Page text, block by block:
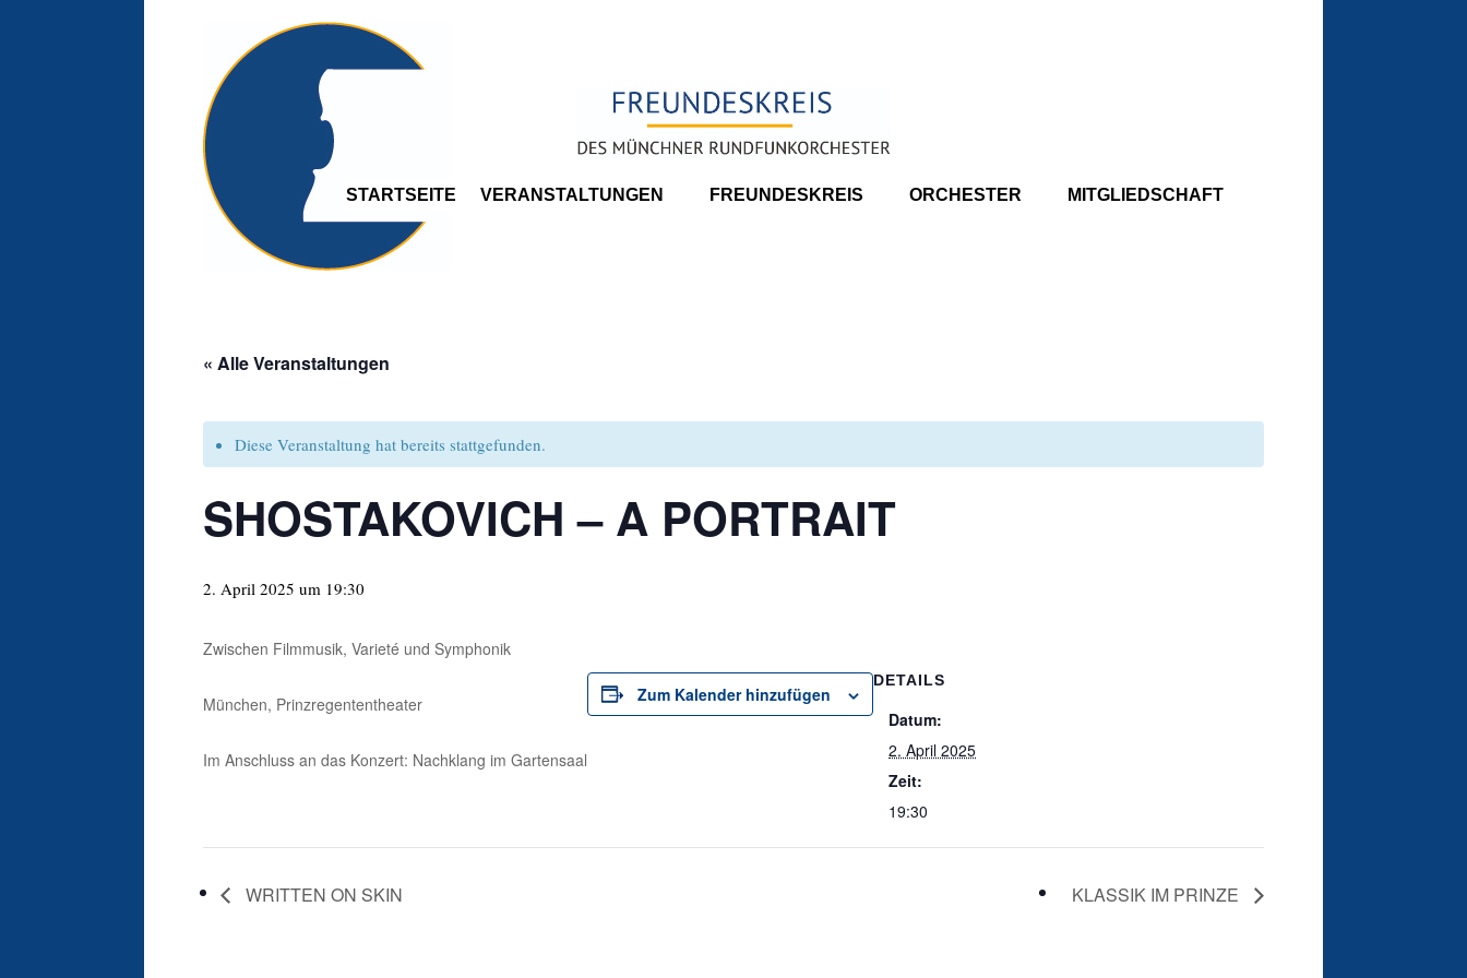
STARTSEITE VERANSTALTUNGEN FREUNDESKREIS ORCHESTER MITGLIEDSCHAFT
« Alle Veranstaltungen
Diese Veranstaltung hat bereits stattgefunden.
SHOSTAKOVICH – A PORTRAIT
2. April 2025 um 19:30
Zwischen Filmmusik, Varieté und Symphonik
München, Prinzregententheater
Im Anschluss an das Konzert: Nachklang im Gartensaal
Zum Kalender hinzufügen
DETAILS
Datum:
2. April 2025
Zeit:
19:30
WRITTEN ON SKIN KLASSIK IM PRINZE